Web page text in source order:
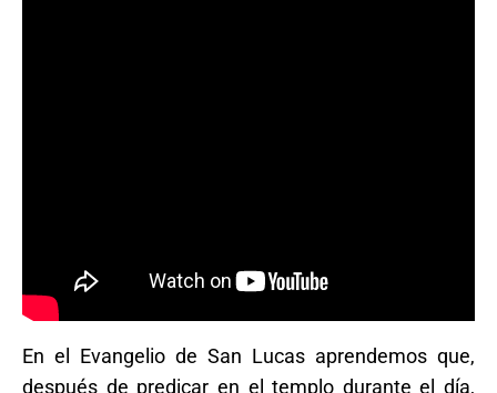
En el Evangelio de San Lucas aprendemos que,
después de predicar en el templo durante el día,